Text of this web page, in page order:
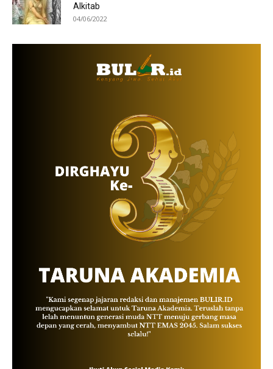
Alkitab
04/06/2022